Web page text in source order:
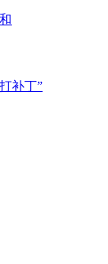
补丁”